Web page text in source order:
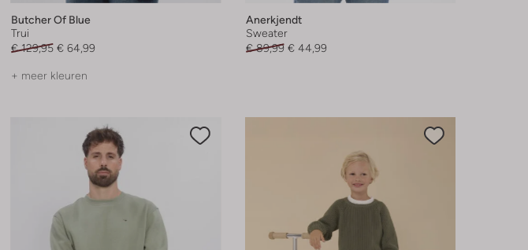
Butcher Of Blue
Trui
€ 129,95 € 64,99
+ meer kleuren
Anerkjendt
Sweater
€ 89,99 € 44,99